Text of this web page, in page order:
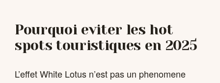
Pourquoi eviter les hot
spots touristiques en 2025
L’effet White Lotus n’est pas un phenomene